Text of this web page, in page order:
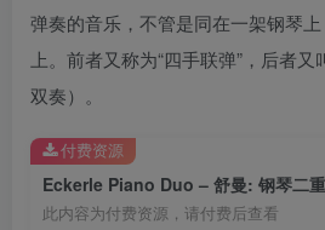
弹奏的音乐，不管是同在一架钢琴
上。前者又称为“四手联弹”，后者
双奏）。
此内容为付费资源，请付费后查看
付费资源